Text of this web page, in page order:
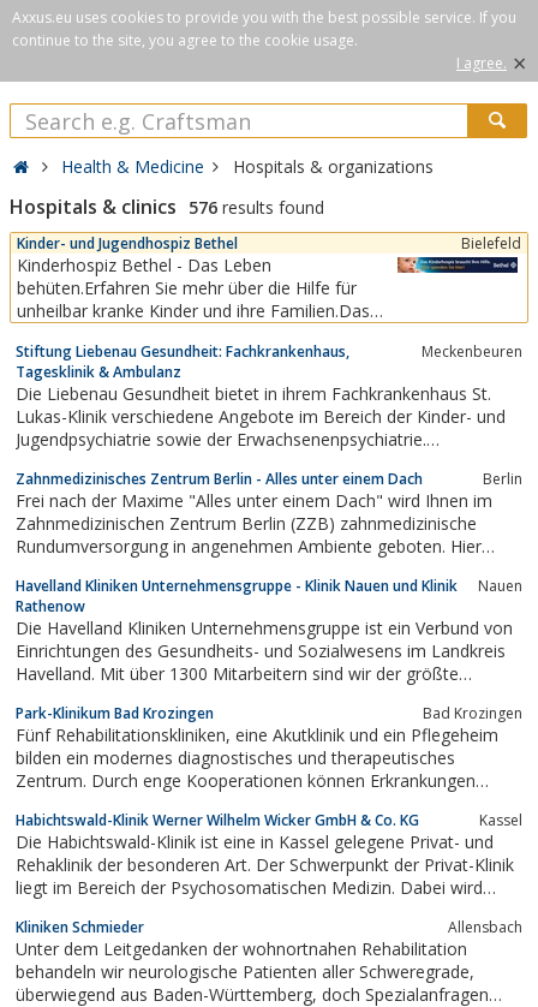
Axxus.eu uses cookies to provide you with the best possible service. If you
continue to the site, you agree to the cookie usage.
I agree. ×
Health & Medicine Hospitals & organizations
Hospitals & clinics 576 results found
Kinder- und Jugendhospiz Bethel Bielefeld
Kinderhospiz Bethel - Das Leben
behüten.Erfahren Sie mehr über die Hilfe für
unheilbar kranke Kinder und ihre Familien.Das
Satz wie ein Paukenschlag – wahr, ehrlich und
trotzdem kein Trost für unheilbar kranke Kinder
und ihre Familien. In dieser Ausnahmesituation
brauchen die...
Stiftung Liebenau Gesundheit: Fachkrankenhaus,
Tagesklinik & Ambulanz
Meckenbeuren
Die Liebenau Gesundheit bietet in ihrem Fachkrankenhaus St.
Lukas-Klinik verschiedene Angebote im Bereich der Kinder- und
Jugendpsychiatrie sowie der Erwachsenenpsychiatrie.
dabei Menschen ein Zuhause, die eine längerfristige umfassende
Begleitung benötigen.
Zahnmedizinisches Zentrum Berlin - Alles unter einem Dach Berlin
Frei nach der Maxime "Alles unter einem Dach" wird Ihnen im
Zahnmedizinischen Zentrum Berlin (ZZB) zahnmedizinische
Rundumversorgung in angenehmen Ambiente geboten. Hier
Gesichtschirurgie, ein Prophylaxe- und Zahnaufhellungszentrum
sowie ein...
Havelland Kliniken Unternehmensgruppe - Klinik Nauen und Klinik
Rathenow
Nauen
Die Havelland Kliniken Unternehmensgruppe ist ein Verbund von
Einrichtungen des Gesundheits- und Sozialwesens im Landkreis
Havelland. Mit über 1300 Mitarbeitern sind wir der größte
Funktionsabteilungen und Geschäftsbereichen sowie den zu uns
gehörigen Wohn- und...
Park-Klinikum Bad Krozingen Bad Krozingen
Fünf Rehabilitationskliniken, eine Akutklinik und ein Pflegeheim
bilden ein modernes diagnostisches und therapeutisches
Zentrum. Durch enge Kooperationen können Erkrankungen
Habichtswald-Klinik Werner Wilhelm Wicker GmbH & Co. KG Kassel
Die Habichtswald-Klinik ist eine in Kassel gelegene Privat- und
Rehaklinik der besonderen Art. Der Schwerpunkt der Privat-Klinik
liegt im Bereich der Psychosomatischen Medizin. Dabei wird
naturheilkundliche Ansätze mit einbezogen. Das Angebot der
Privat-Klinik ist ausgelegt...
Kliniken Schmieder Allensbach
Unter dem Leitgedanken der wohnortnahen Rehabilitation
behandeln wir neurologische Patienten aller Schweregrade,
überwiegend aus Baden-Württemberg, doch Spezialanfragen